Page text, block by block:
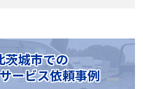
茨城市での
ービス依頼事例